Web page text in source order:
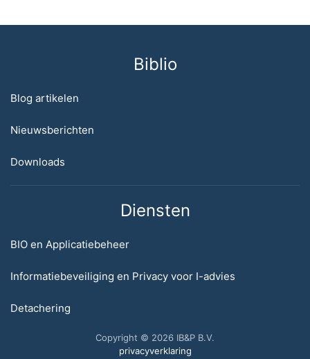
Biblio
Blog artikelen
Nieuwsberichten
Downloads
Diensten
BIO en Applicatiebeheer
Informatiebeveiliging en Privacy voor I-advies
Detachering
Copyright © 2026 IB&P B.V.
privacyverklaring